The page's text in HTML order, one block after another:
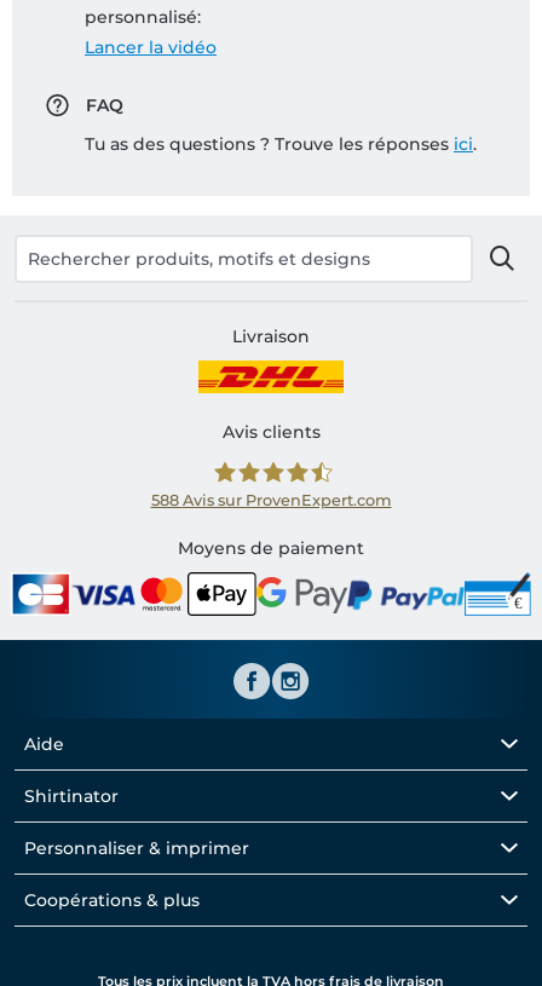
personnalisé:
Lancer la vidéo
FAQ
Tu as des questions ? Trouve les réponses ici.
Livraison
Avis clients
Shirtinator FR
588 Avis sur ProvenExpert.com
Moyens de paiement
Aide
Shirtinator
Personnaliser & imprimer
Coopérations & plus
Tous les prix incluent la TVA hors frais de livraison